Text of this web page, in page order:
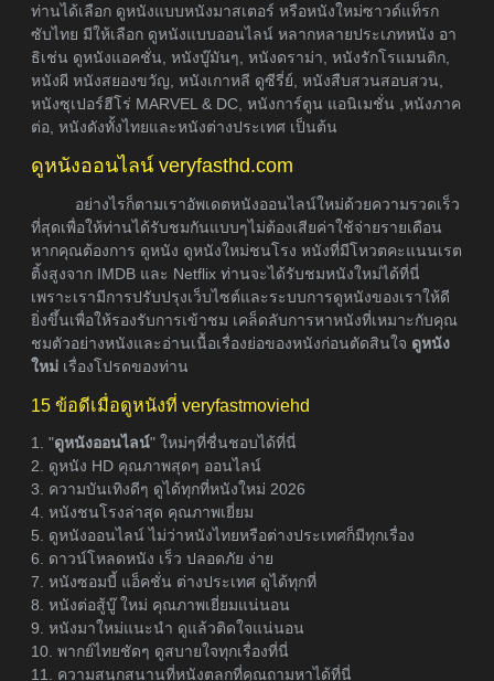
ท่านได้เลือก ดูหนังแบบหนังมาสเตอร์ หรือหนังใหม่ซาวด์แท็รก
ซับไทย มีให้เลือก ดูหนังแบบออนไลน์ หลากหลายประเภทหนัง อา
ธิเช่น ดูหนังแอคชั่น, หนังบู๊มันๆ, หนังดราม่า, หนังรักโรแมนติก,
หนังผี หนังสยองขวัญ, หนังเกาหลี ดูซีรี่ย์, หนังสืบสวนสอบสวน,
หนังซุเปอร์ฮีโร่ MARVEL & DC, หนังการ์ตูน แอนิเมชั่น ,หนังภาค
ต่อ, หนังดังทั้งไทยและหนังต่างประเทศ เป็นต้น
ดูหนังออนไลน์ veryfasthd.com
อย่างไรก็ตามเราอัพเดตหนังออนไลน์ใหม่ด้วยความรวดเร็ว
ที่สุดเพื่อให้ท่านได้รับชมกันแบบๆไม่ต้องเสียค่าใช้จ่ายรายเดือน
หากคุณต้องการ ดูหนัง ดูหนังใหม่ชนโรง หนังที่มีโหวตคะแนนเรต
ติ้งสูงจาก IMDB และ Netflix ท่านจะได้รับชมหนังใหม่ได้ที่นี่
เพราะเรามีการปรับปรุงเว็บไซต์และระบบการดูหนังของเราให้ดี
ยิ่งขึ้นเพื่อให้รองรับการเข้าชม เคล็ดลับการหาหนังที่เหมาะกับคุณ
ชมตัวอย่างหนังและอ่านเนื้อเรื่องย่อของหนังก่อนตัดสินใจ ดูหนัง
ใหม่ เรื่องโปรดของท่าน
15 ข้อดีเมื่อดูหนังที่ veryfastmoviehd
1. "ดูหนังออนไลน์" ใหม่ๆที่ชื่นชอบได้ที่นี่
2. ดูหนัง HD คุณภาพสุดๆ ออนไลน์
3. ความบันเทิงดีๆ ดูได้ทุกที่หนังใหม่ 2026
4. หนังชนโรงล่าสุด คุณภาพเยี่ยม
5. ดูหนังออนไลน์ ไม่ว่าหนังไทยหรือต่างประเทศก็มีทุกเรื่อง
6. ดาวน์โหลดหนัง เร็ว ปลอดภัย ง่าย
7. หนังซอมบี้ แอ็คชั่น ต่างประเทศ ดูได้ทุกที่
8. หนังต่อสู้บู๊ ใหม่ คุณภาพเยี่ยมแน่นอน
9. หนังมาใหม่แนะนำ ดูแล้วติดใจแน่นอน
10. พากย์ไทยชัดๆ ดูสบายใจทุกเรื่องที่นี่
11. ความสนุกสนานที่หนังตลกที่คุณถามหาได้ที่นี่